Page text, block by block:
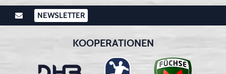
NEWSLETTER
KOOPERATIONEN